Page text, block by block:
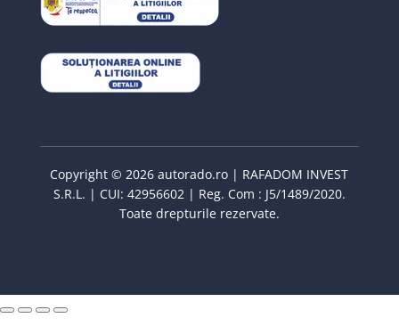
Copyright © 2026 autorado.ro | RAFADOM INVEST
S.R.L. | CUI: 42956602 | Reg. Com : J5/1489/2020.
Toate drepturile rezervate.